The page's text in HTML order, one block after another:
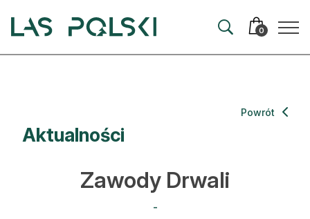
0
Artykuły
Hodowla lasu
Aktualności
Powrót
Zawody Drwali
-